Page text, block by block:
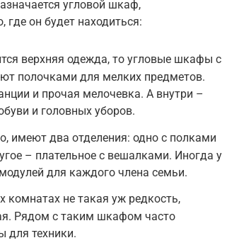
угловой шкаф,
где он будет находиться:
верхняя одежда, то угловые шкафы с
полочками для мелких предметов.
и прочая мелочевка. А внутри –
и головных уборов.
имеют два отделения: одно с полками
– плательное с вешалками. Иногда у
для каждого члена семьи.
комнатах не такая уж редкость,
Рядом с таким шкафом часто
для техники.